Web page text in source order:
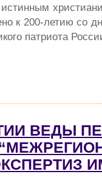
к 200-летию со
патриота
ВЕДЫ